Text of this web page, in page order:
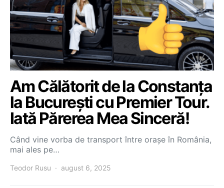
Am Călătorit de la Constanța
la București cu Premier Tour.
Iată Părerea Mea Sinceră!
Când vine vorba de transport între orașe în România,
mai ales pe…
Teodor Rusu august 6, 2025